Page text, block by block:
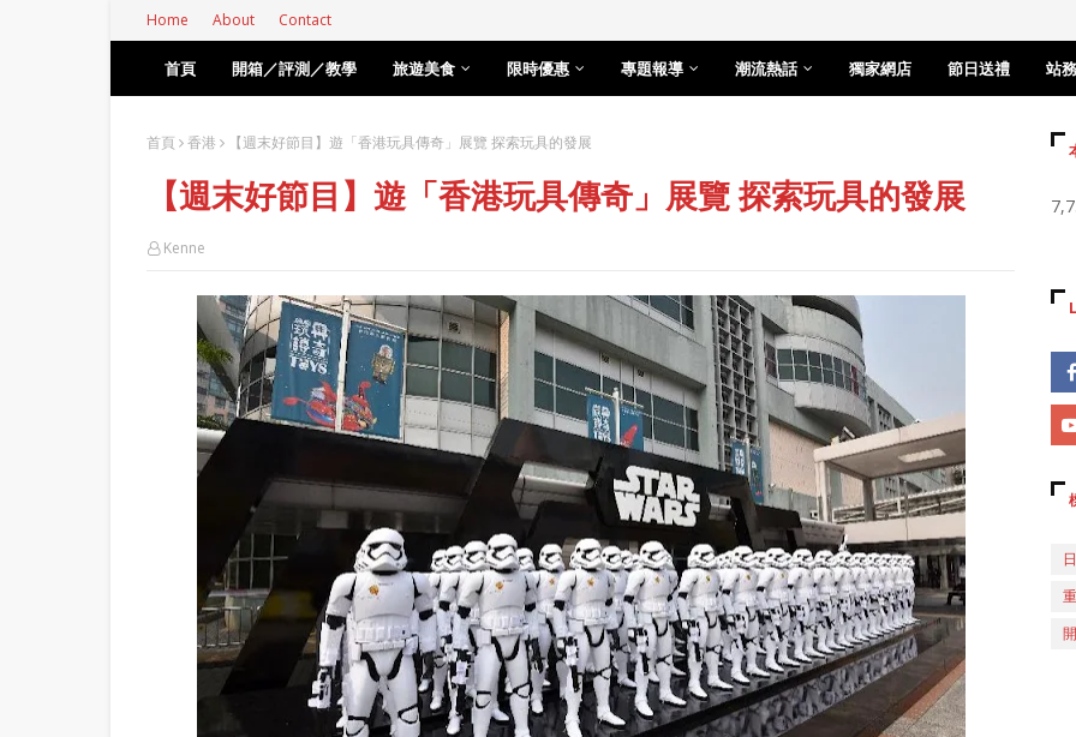
Home About Contact
首頁 開箱／評測／教學 旅遊美食 限時優惠 專題報導 潮流熱話 獨家網店 節日送禮 站
首頁 香港 【週末好節目】遊「香港玩具傳奇」展覽 探索玩具的發展
【週末好節目】遊「香港玩具傳奇」展覽 探索玩具的發展
Kenne